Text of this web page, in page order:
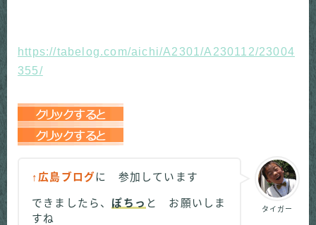
https://tabelog.com/aichi/A2301/A230112/23004
355/
タイガー
↑広島ブログに 参加しています
できましたら、 ぽちっ と お願いしま
すね